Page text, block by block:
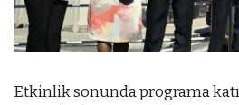
Etkinlik sonunda programa